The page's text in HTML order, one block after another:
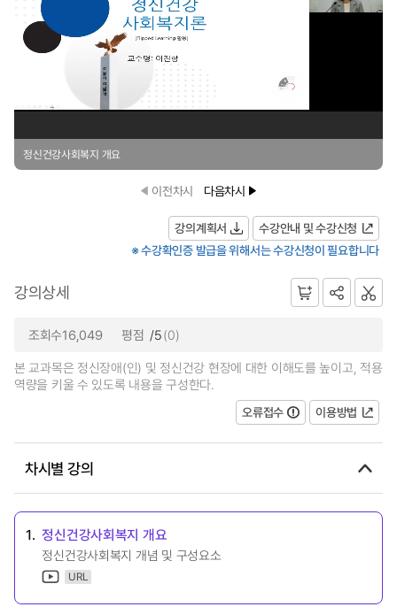
Video
정신건강사회복지 개요
이전차시 다음차시
강의계획서
수강안내 및 수강신청
※ 수강확인증 발급을 위해서는 수강신청이 필요합니다
강의상세
조회수16,049 평점 /5(0)
본 교과목은 정신장애(인) 및 정신건강 현장에 대한 이해도를 높이고, 적용
역량을 키울 수 있도록 내용을 구성한다.
오류접수
이용방법
차시별 강의
1. 정신건강사회복지 개요
정신건강사회복지 개념 및 구성요소
URL